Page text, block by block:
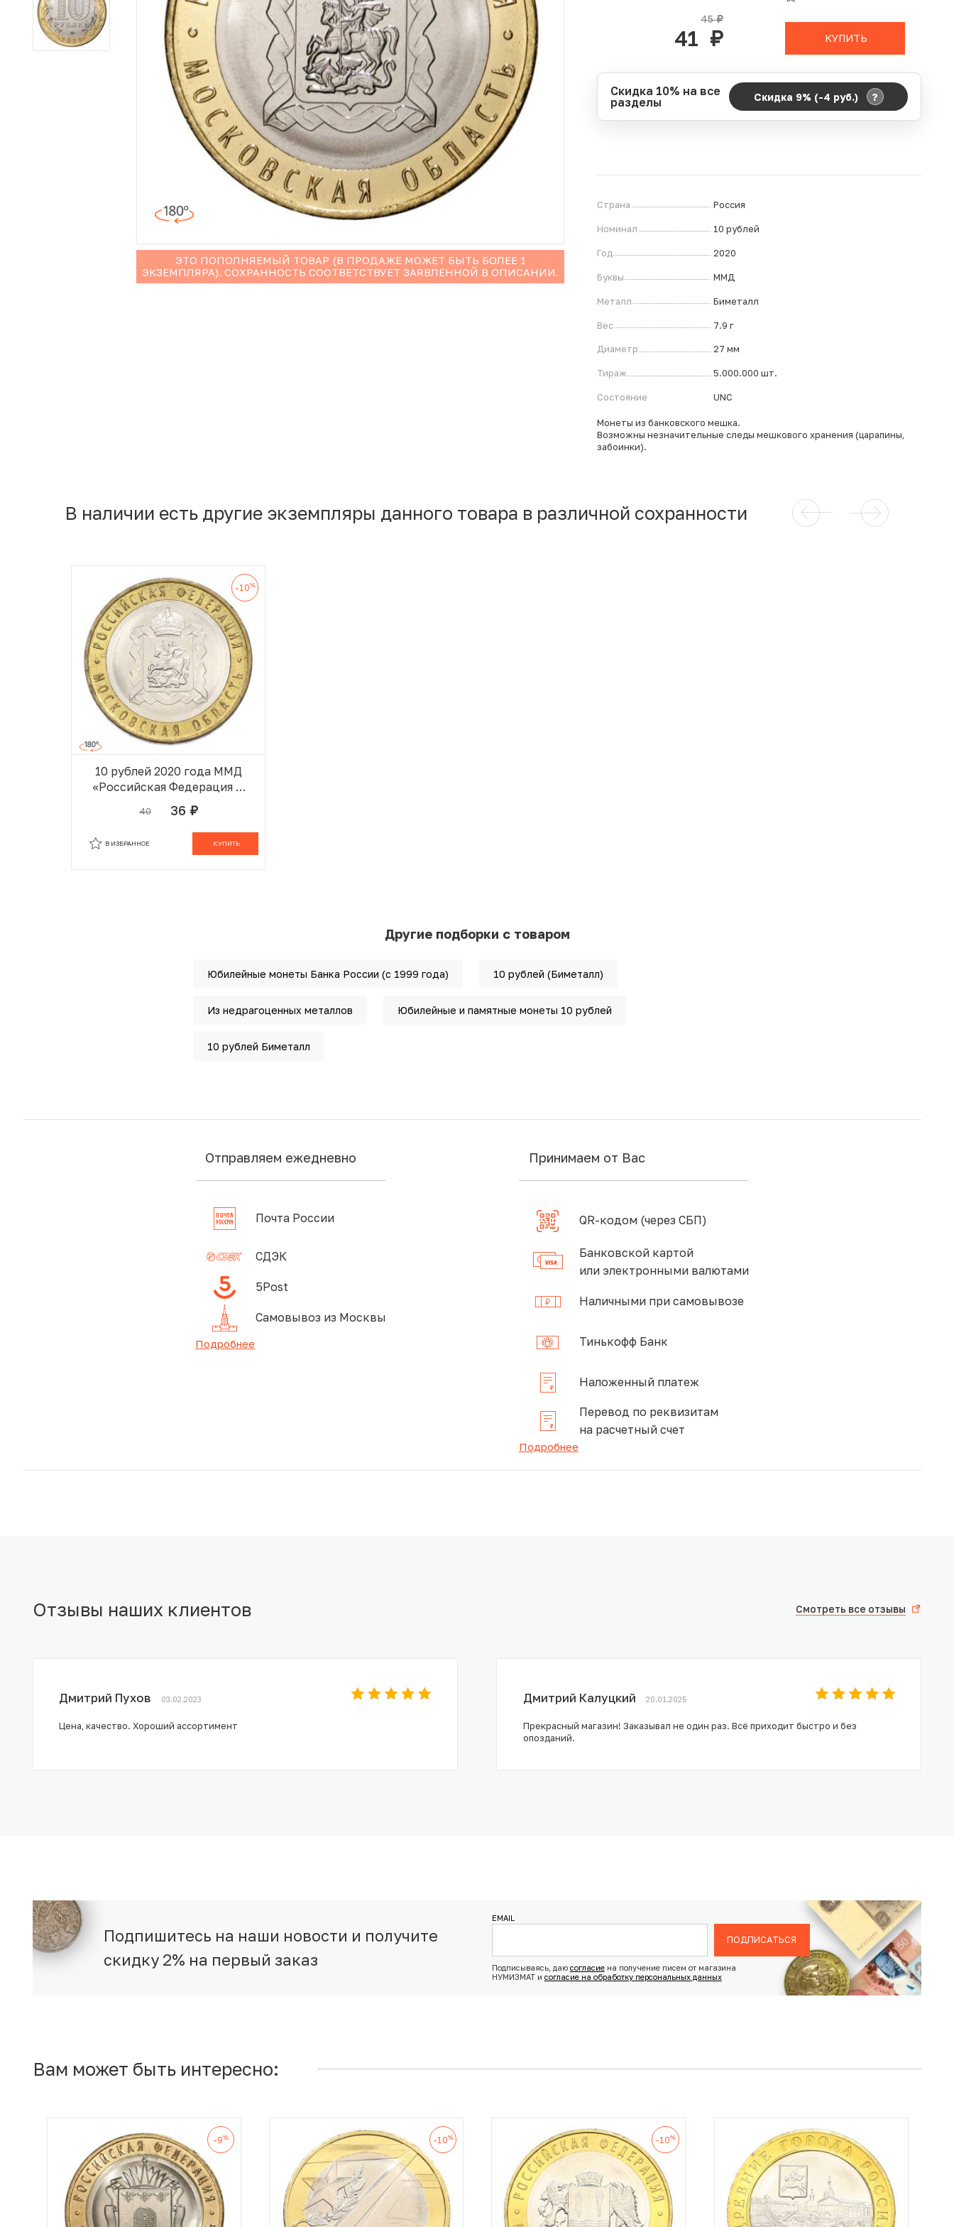
Иностранные монеты
Неофициальные выпуски монет (Unusual)
Античные и средневековые монеты
ЭТО ПОПОЛНЯЕМЫЙ ТОВАР (В ПРОДАЖЕ МОЖЕТ БЫТЬ БОЛЕЕ 1
ЭКЗЕМПЛЯРА). СОХРАННОСТЬ СООТВЕТСТВУЕТ ЗАЯВЛЕННОЙ В ОПИСАНИИ.
45руб.
41 руб. КУПИТЬ
Скидка 10% на все
разделы
Скидка 9% (-4 руб.) ?
Страна Россия
Номинал 10 рублей
Год 2020
Буквы ММД
Металл Биметалл
Вес 7.9 г
Диаметр 27 мм
Тираж 5.000.000 шт.
Состояние UNC
Монеты из банковского мешка.
Возможны незначительные следы мешкового хранения (царапины,
забоинки).
В наличии есть другие экземпляры данного товара в различной сохранности
-10%
10 рублей 2020 года ММД
«Российская Федерация —
Московская область»
40 36 руб.
КУПИТЬ
В ИЗБРАННОЕ
Другие подборки с товаром
Юбилейные монеты Банка России (с 1999 года) 10 рублей (Биметалл)
Из недрагоценных металлов Юбилейные и памятные монеты 10 рублей
10 рублей Биметалл
Отправляем ежедневно
Почта России
СДЭК
5Post
Самовывоз из Москвы
Подробнее
Принимаем от Вас
QR-кодом (через СБП)
Банковской картой
или электронными валютами
Наличными при самовывозе
Тинькофф Банк
Наложенный платеж
Перевод по реквизитам
на расчетный счет
Подробнее
Отзывы наших клиентов Смотреть все отзывы
Дмитрий Пухов 03.02.2023
Цена, качество. Хороший ассортимент
Дмитрий Калуцкий 20.01.2025
Прекрасный магазин! Заказывал не один раз. Всё приходит быстро и без
опозданий.
Подпишитесь на наши новости и получите
скидку 2% на первый заказ
EMAIL
ПОДПИСАТЬСЯ
Подписываясь, даю согласиена получение писем от магазина
НУМИЗМАТ и согласие на обработку персональных данных
Вам может быть интересно:
-9% -10% -10%